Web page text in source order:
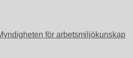
för arbetsmiljökunskap